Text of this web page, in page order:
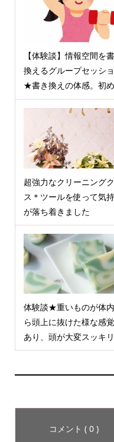
【体験談】情報空間を
換えるグループセッシ
★書き換えの体感。初
超強力なクリーニング
ス＊ツールを使って気
が落ち着きました
体験談★重いものが体
ら頭上に抜けた様な感
あり、頭が大変スッキ
コメント ( 0 )